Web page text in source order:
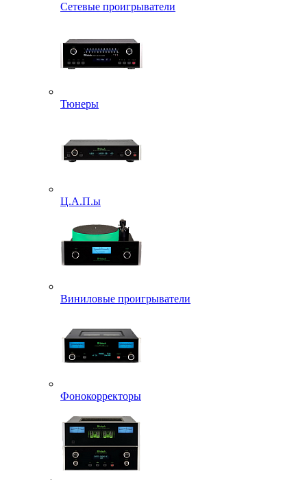
Сетевые проигрыватели
Тюнеры
Ц.А.П.ы
Виниловые проигрыватели
Фонокорректоры